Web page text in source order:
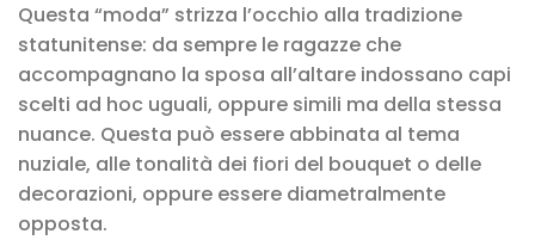
Questa “moda” strizza l’occhio alla tradizione
statunitense: da sempre le ragazze che
accompagnano la sposa all’altare indossano capi
scelti ad hoc uguali, oppure simili ma della stessa
nuance. Questa può essere abbinata al tema
nuziale, alle tonalità dei fiori del bouquet o delle
decorazioni, oppure essere diametralmente
opposta.